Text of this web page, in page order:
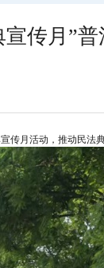
传月”普
月活动，推动民法